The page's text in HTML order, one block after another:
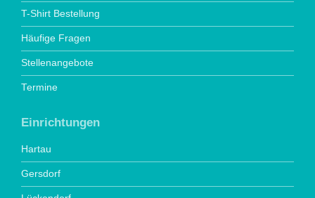
T-Shirt Bestellung
Häufige Fragen
Stellenangebote
Termine
Einrichtungen
Hartau
Gersdorf